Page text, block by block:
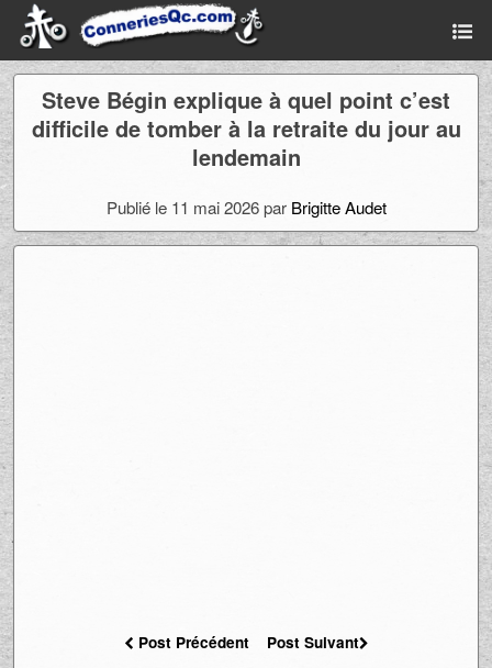
Steve Bégin explique à quel point c’est
difficile de tomber à la retraite du jour au
lendemain
Publié le 11 mai 2026 par Brigitte Audet
Post Précédent Post Suivant